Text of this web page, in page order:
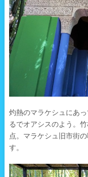
灼熱のマラケシュにあ
るでオアシスのよう。
点。マラケシュ旧市街
す。